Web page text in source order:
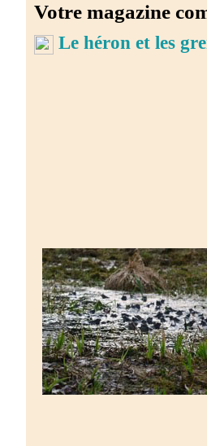
Votre magazine
Le héron et les